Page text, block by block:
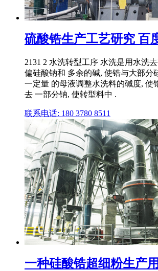
硫酸锆生产工艺研究 百
2131 2 水洗转型工序 水洗是用水洗
偏硅酸钠和 多余的碱, 使锆与大部分
一定量 的母液调整水洗料的碱度, 使
去 一部分钠, 使转型料中 .
联系电话: 180 3780 8511
一种硅酸锆超细粉生产